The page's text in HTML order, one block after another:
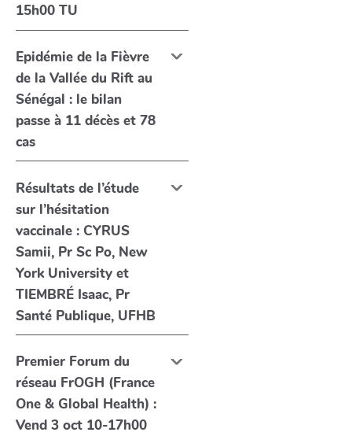
15h00 TU
Epidémie de la Fièvre
de la Vallée du Rift au
Sénégal : le bilan
passe à 11 décès et 78
cas
Résultats de l’étude
sur l’hésitation
vaccinale : CYRUS
Samii, Pr Sc Po, New
York University et
TIEMBRÉ Isaac, Pr
Santé Publique, UFHB
Premier Forum du
réseau FrOGH (France
One & Global Health) :
Vend 3 oct 10-17h00